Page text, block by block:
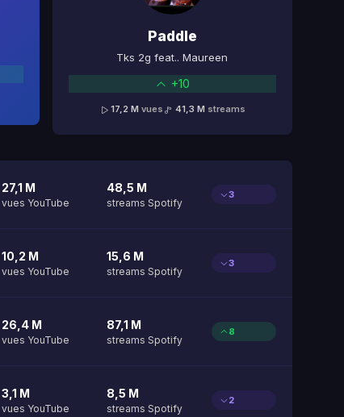
Paddle
Tks 2g feat.. Maureen
+10
17,2 M vues 41,3 M streams
27,1 M
vues YouTube
48,5 M
streams Spotify
3
10,2 M
vues YouTube
15,6 M
streams Spotify
3
26,4 M
vues YouTube
87,1 M
streams Spotify
8
3,1 M
vues YouTube
8,5 M
streams Spotify
2